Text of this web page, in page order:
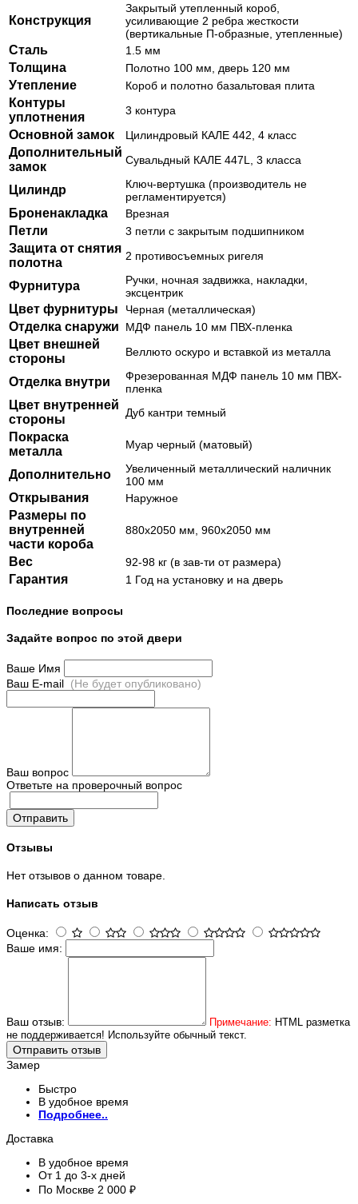
Конструкция
Закрытый утепленный короб,
усиливающие 2 ребра жесткости
(вертикальные П-образные, утепленные)
Сталь 1.5 мм
Толщина Полотно 100 мм, дверь 120 мм
Утепление Короб и полотно базальтовая плита
Контуры
уплотнения
3 контура
Основной замок Цилиндровый КАЛЕ 442, 4 класс
Дополнительный
замок
Сувальдный КАЛЕ 447L, 3 класса
Цилиндр
Ключ-вертушка (производитель не
регламентируется)
Броненакладка Врезная
Петли 3 петли с закрытым подшипником
Защита от снятия
полотна
2 противосъемных ригеля
Фурнитура
Ручки, ночная задвижка, накладки,
эксцентрик
Цвет фурнитуры Черная (металлическая)
Отделка снаружи МДФ панель 10 мм ПВХ-пленка
Цвет внешней
стороны
Веллюто оскуро и вставкой из металла
Отделка внутри
Фрезерованная МДФ панель 10 мм ПВХ-
пленка
Цвет внутренней
стороны
Дуб кантри темный
Покраска
металла
Муар черный (матовый)
Дополнительно
Увеличенный металлический наличник
100 мм
Открывания Наружное
Размеры по
внутренней
части короба
880х2050 мм, 960х2050 мм
Вес 92-98 кг (в зав-ти от размера)
Гарантия 1 Год на установку и на дверь
Последние вопросы
Задайте вопрос по этой двери
Ваше Имя
Ваш E-mail (Не будет опубликовано)
Ваш вопрос
Ответьте на проверочный вопрос
Отправить
Отзывы
Нет отзывов о данном товаре.
Написать отзыв
Оценка:
Ваше имя:
Ваш отзыв: Примечание: HTML разметка
не поддерживается! Используйте обычный текст.
Отправить отзыв
Замер
Быстро
В удобное время
Подробнее..
Доставка
В удобное время
От 1 до 3-х дней
По Москве 2 000 ₽